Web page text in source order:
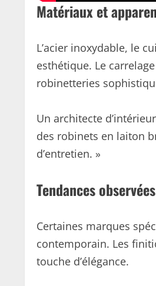
Matériaux et
L’acier inoxydable, le
esthétique. Le
robinetteries
Un architecte
des robinets en laiton
d’entretien. »
Tendances observées
Certaines marques
contemporain. Les
touche d’élégance.